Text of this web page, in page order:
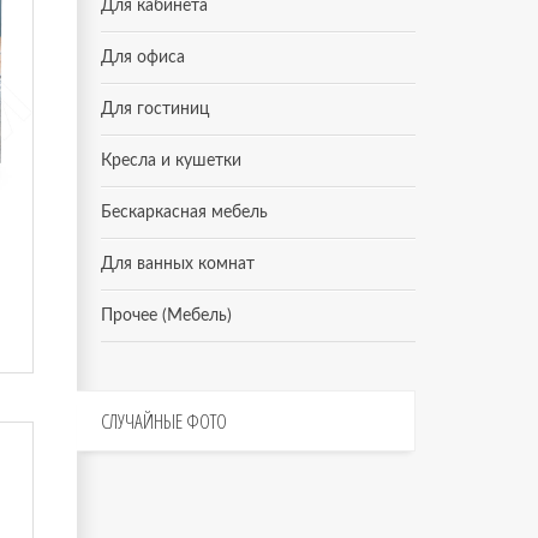
Для кабинета
Для офиса
Для гостиниц
Кресла и кушетки
Бескаркасная мебель
Для ванных комнат
Прочее (Мебель)
СЛУЧАЙНЫЕФОТО